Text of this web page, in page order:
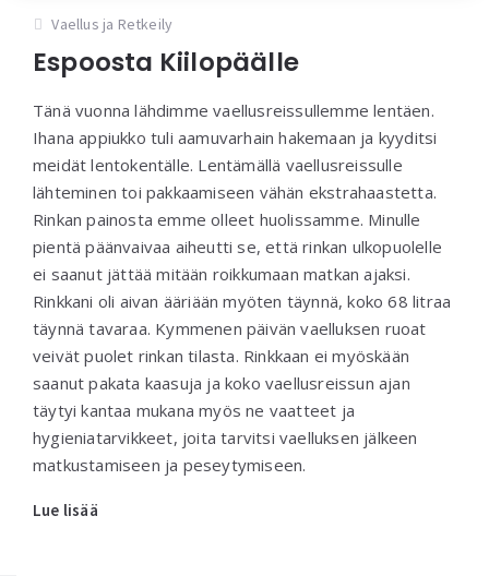
Vaellus ja Retkeily
Espoosta Kiilopäälle
Tänä vuonna lähdimme vaellusreissullemme lentäen.
Ihana appiukko tuli aamuvarhain hakemaan ja kyyditsi
meidät lentokentälle. Lentämällä vaellusreissulle
lähteminen toi pakkaamiseen vähän ekstrahaastetta.
Rinkan painosta emme olleet huolissamme. Minulle
pientä päänvaivaa aiheutti se, että rinkan ulkopuolelle
ei saanut jättää mitään roikkumaan matkan ajaksi.
Rinkkani oli aivan ääriään myöten täynnä, koko 68 litraa
täynnä tavaraa. Kymmenen päivän vaelluksen ruoat
veivät puolet rinkan tilasta. Rinkkaan ei myöskään
saanut pakata kaasuja ja koko vaellusreissun ajan
täytyi kantaa mukana myös ne vaatteet ja
hygieniatarvikkeet, joita tarvitsi vaelluksen jälkeen
matkustamiseen ja peseytymiseen.
Lue lisää